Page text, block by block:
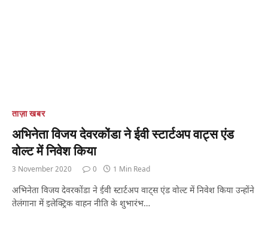
ताज़ा खबर
अभिनेता विजय देवरकोंडा ने ईवी स्टार्टअप वाट्स एंड
वोल्ट में निवेश किया
3 November 2020 0 1 Min Read
अभिनेता विजय देवरकोंडा ने ईवी स्टार्टअप वाट्स एंड वोल्ट में निवेश किया उन्होंने
तेलंगाना में इलेक्ट्रिक वाहन नीति के शुभारंभ…